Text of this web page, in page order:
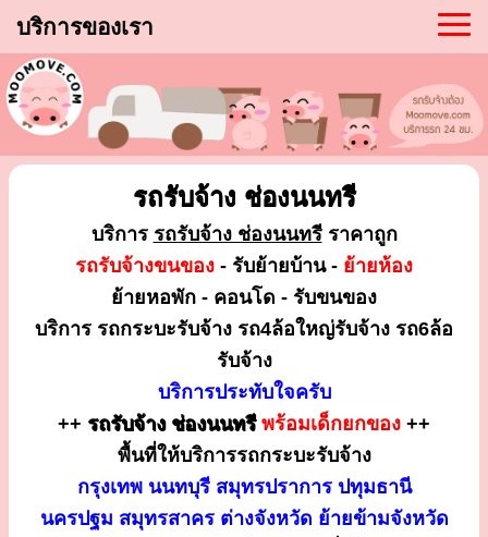
บริการของเรา
รถรับจ้าง ช่องนนทรี
บริการ รถรับจ้าง ช่องนนทรีราคาถูก
รถรับจ้างขนของ - รับย้ายบ้าน - ย้ายห้อง
ย้ายหอพัก - คอนโด - รับขนของ
บริการ รถกระบะรับจ้าง รถ4ล้อใหญ่รับจ้าง รถ6ล้อ
รับจ้าง
บริการประทับใจครับ
++ รถรับจ้าง ช่องนนทรี พร้อมเด็กยกของ ++
พื้นที่ให้บริการรถกระบะรับจ้าง
กรุงเทพ นนทบุรี สมุทรปราการ ปทุมธานี
นครปฐม สมุทรสาคร ต่างจังหวัด ย้ายข้ามจังหวัด